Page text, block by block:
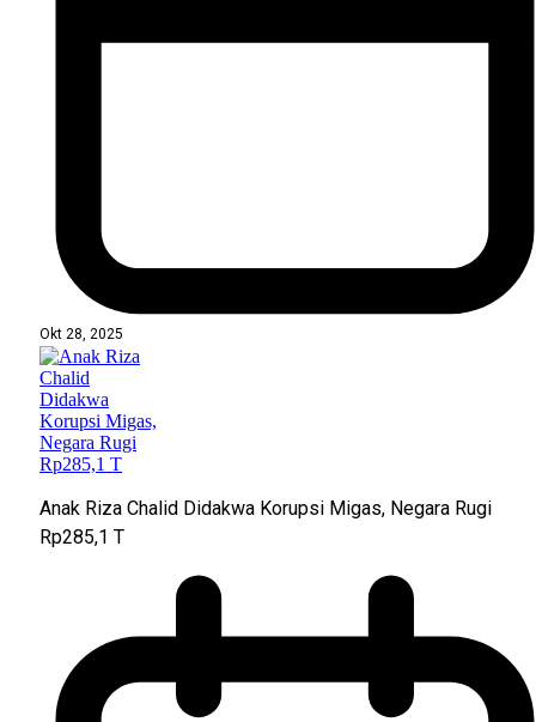
Okt 28, 2025
Anak Riza Chalid Didakwa Korupsi Migas, Negara Rugi
Rp285,1 T